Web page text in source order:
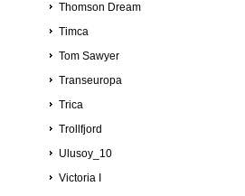
Thomson Dream
Timca
Tom Sawyer
Transeuropa
Trica
Trollfjord
Ulusoy_10
Victoria I